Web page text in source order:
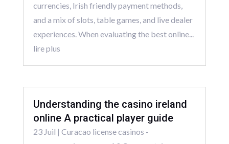
currencies, Irish friendly payment methods,
and a mix of slots, table games, and live dealer
experiences. When evaluating the best online...
lire plus
Understanding the casino ireland
online A practical player guide
23 Juil | Curacao license casinos -